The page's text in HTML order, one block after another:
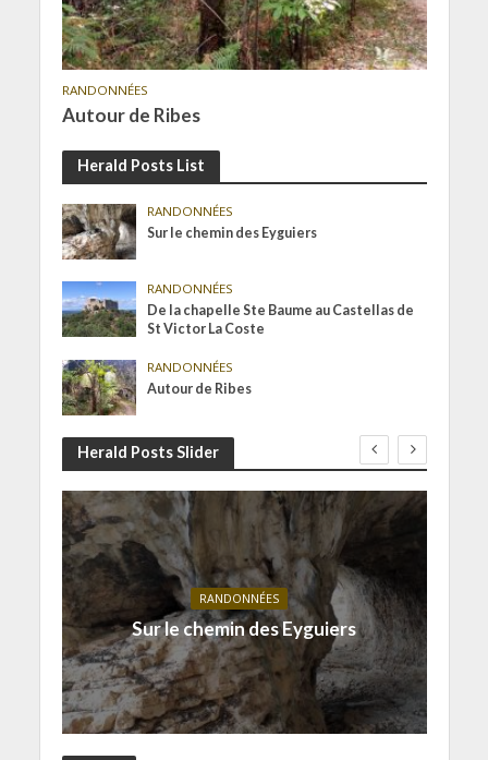
RANDONNÉES
Autour de Ribes
Herald Posts List
RANDONNÉES
Sur le chemin des Eyguiers
RANDONNÉES
De la chapelle Ste Baume au Castellas de
St Victor La Coste
RANDONNÉES
Autour de Ribes
Herald Posts Slider
RANDONNÉES
Sur le chemin des Eyguiers